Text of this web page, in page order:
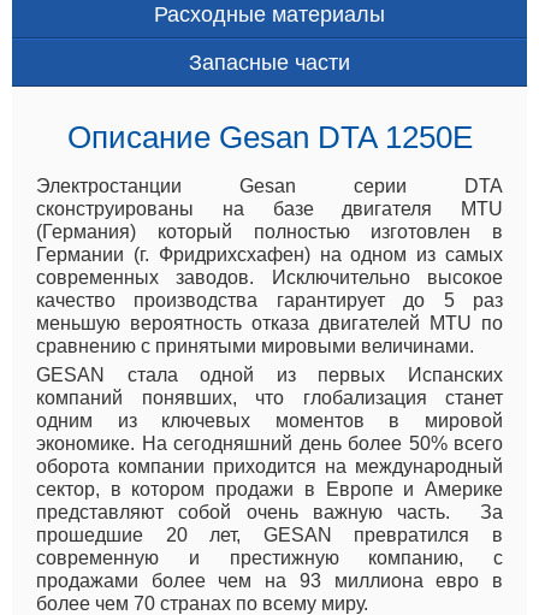
Расходные материалы
Запасные части
Описание Gesan DTA 1250E
Электростанции Gesan серии DTA
сконструированы на базе двигателя MTU
(Германия) который полностью изготовлен в
Германии (г. Фридрихсхафен) на одном из самых
современных заводов. Исключительно высокое
качество производства гарантирует до 5 раз
меньшую вероятность отказа двигателей MTU по
сравнению с принятыми мировыми величинами.
GESAN
стала одной из первых Испанских
компаний понявших, что глобализация станет
одним из ключевых моментов в мировой
экономике. На сегодняшний день более 50% всего
оборота компании приходится на международный
сектор, в котором продажи в Европе и Америке
представляют собой очень важную часть. За
прошедшие 20 лет, GESAN превратился в
современную и престижную компанию, с
продажами более чем на 93 миллиона евро в
более чем 70 странах по всему миру.